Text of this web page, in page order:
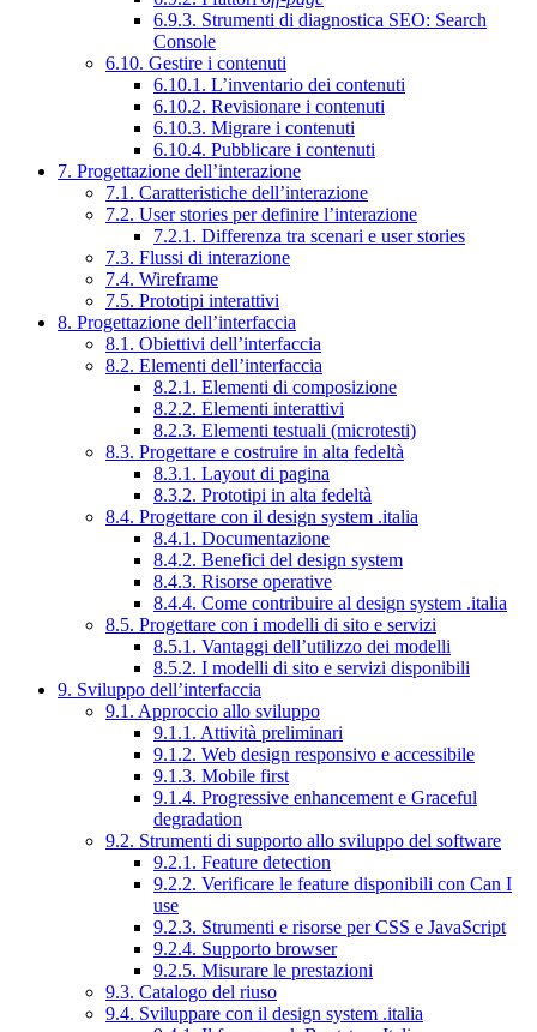
6.9.3. Strumenti di diagnostica SEO: Search
Console
6.10. Gestire i contenuti
6.10.1. L’inventario dei contenuti
6.10.2. Revisionare i contenuti
6.10.3. Migrare i contenuti
6.10.4. Pubblicare i contenuti
7. Progettazione dell’interazione
7.1. Caratteristiche dell’interazione
7.2. User stories per definire l’interazione
7.2.1. Differenza tra scenari e user stories
7.3. Flussi di interazione
7.4. Wireframe
7.5. Prototipi interattivi
8. Progettazione dell’interfaccia
8.1. Obiettivi dell’interfaccia
8.2. Elementi dell’interfaccia
8.2.1. Elementi di composizione
8.2.2. Elementi interattivi
8.2.3. Elementi testuali (microtesti)
8.3. Progettare e costruire in alta fedeltà
8.3.1. Layout di pagina
8.3.2. Prototipi in alta fedeltà
8.4. Progettare con il design system .italia
8.4.1. Documentazione
8.4.2. Benefici del design system
8.4.3. Risorse operative
8.4.4. Come contribuire al design system .italia
8.5. Progettare con i modelli di sito e servizi
8.5.1. Vantaggi dell’utilizzo dei modelli
8.5.2. I modelli di sito e servizi disponibili
9. Sviluppo dell’interfaccia
9.1. Approccio allo sviluppo
9.1.1. Attività preliminari
9.1.2. Web design responsivo e accessibile
9.1.3. Mobile first
9.1.4. Progressive enhancement e Graceful
degradation
9.2. Strumenti di supporto allo sviluppo del software
9.2.1. Feature detection
9.2.2. Verificare le feature disponibili con Can I
use
9.2.3. Strumenti e risorse per CSS e JavaScript
9.2.4. Supporto browser
9.2.5. Misurare le prestazioni
9.3. Catalogo del riuso
9.4. Sviluppare con il design system .italia